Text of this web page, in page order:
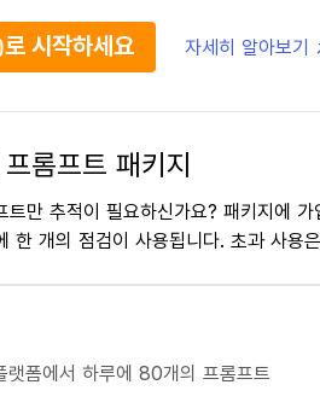
시작하세요 자세히 알아보기
롬프트 패키지
트만 추적이 필요하신가요? 패키지에
한 개의 점검이 사용됩니다. 초과 사용
랫폼에서 하루에 80개의 프롬프트